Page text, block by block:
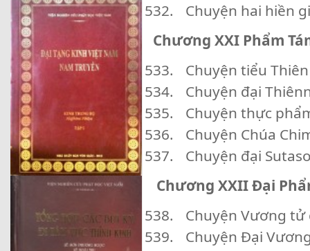
Chuyện hai hiền
Chương XXI Phẩm
Chuyện tiểu
Chuyện đại
Chuyện thực
Chuyện Chúa
Chuyện đại
Chương XXII Đại
Chuyện Vương tử
Chuyện Đại